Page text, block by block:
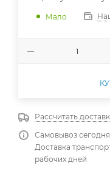
Мало
Рассчитать
Самовывоз
Доставка
рабочих дней